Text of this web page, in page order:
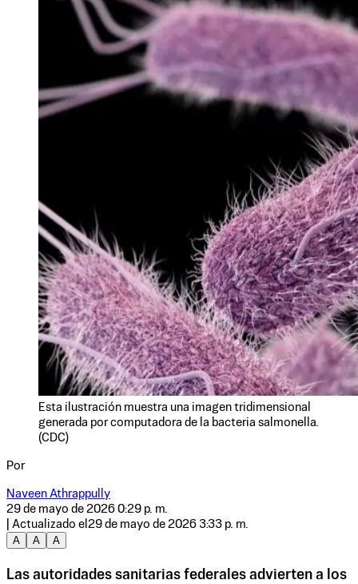
Esta ilustración muestra una imagen tridimensional
generada por computadora de la bacteria salmonella.
(CDC)
Por
Naveen Athrappully
29 de mayo de 2026 0:29 p. m.
| Actualizado el 29 de mayo de 2026 3:33 p. m.
A
A A
Las autoridades sanitarias federales advierten a los